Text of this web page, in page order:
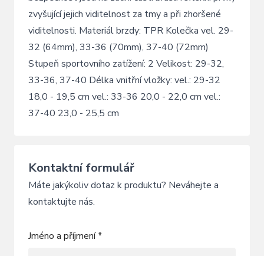
zvyšující jejich viditelnost za tmy a při zhoršené
viditelnosti. Materiál brzdy: TPR Kolečka vel. 29-
32 (64mm), 33-36 (70mm), 37-40 (72mm)
Stupeň sportovního zatížení: 2 Velikost: 29-32,
33-36, 37-40 Délka vnitřní vložky: vel.: 29-32
18,0 - 19,5 cm vel.: 33-36 20,0 - 22,0 cm vel.:
37-40 23,0 - 25,5 cm
Kontaktní formulář
Máte jakýkoliv dotaz k produktu? Neváhejte a
kontaktujte nás.
Jméno a příjmení *